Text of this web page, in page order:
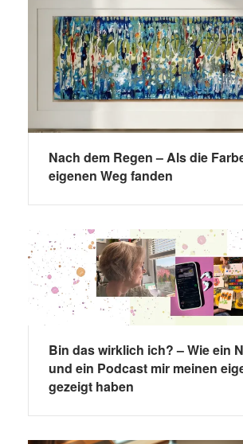
Nach dem Regen – Als die
eigenen Weg fanden
Bin das wirklich ich? – Wie ein
und ein Podcast mir meinen
gezeigt haben